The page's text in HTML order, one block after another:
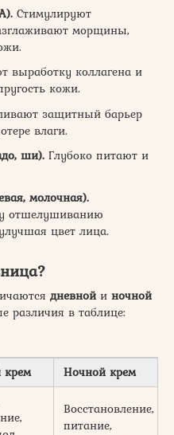
Стимулируют
морщины,
выработку коллагена и
кожи.
защитный барьер
влаги.
ши). Глубоко питают и
молочная).
отшелушиванию
цвет лица.
дневнойи ночной
различия в таблице:
крем Ночной крем
Восстановление,
питание,